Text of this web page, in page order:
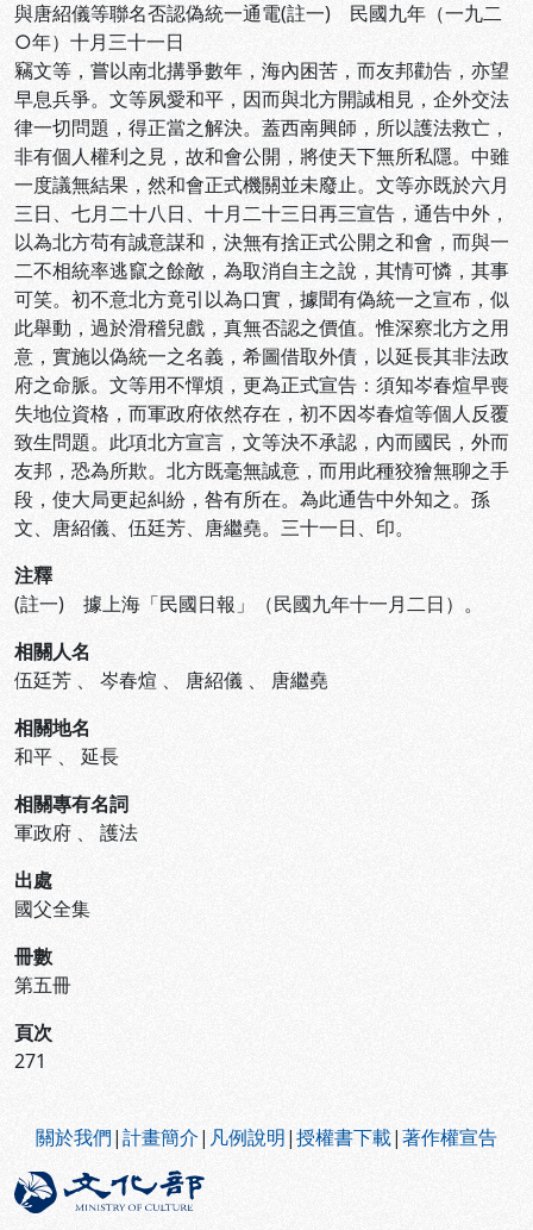
與唐紹儀等聯名否認偽統一通電(註一) 民國九年（一九二
○年）十月三十一日
竊文等，嘗以南北搆爭數年，海內困苦，而友邦勸告，亦望
早息兵爭。文等夙愛和平，因而與北方開誠相見，企外交法
律一切問題，得正當之解決。蓋西南興師，所以護法救亡，
非有個人權利之見，故和會公開，將使天下無所私隱。中雖
一度議無結果，然和會正式機關並未廢止。文等亦既於六月
三日、七月二十八日、十月二十三日再三宣告，通告中外，
以為北方苟有誠意謀和，決無有捨正式公開之和會，而與一
二不相統率逃竄之餘敵，為取消自主之說，其情可憐，其事
可笑。初不意北方竟引以為口實，據聞有偽統一之宣布，似
此舉動，過於滑稽兒戲，真無否認之價值。惟深察北方之用
意，實施以偽統一之名義，希圖借取外債，以延長其非法政
府之命脈。文等用不憚煩，更為正式宣告：須知岑春煊早喪
失地位資格，而軍政府依然存在，初不因岑春煊等個人反覆
致生問題。此項北方宣言，文等決不承認，內而國民，外而
友邦，恐為所欺。北方既毫無誠意，而用此種狡獪無聊之手
段，使大局更起糾紛，咎有所在。為此通告中外知之。孫
文、唐紹儀、伍廷芳、唐繼堯。三十一日、印。
注釋
(註一) 據上海「民國日報」（民國九年十一月二日）。
相關人名
伍廷芳 、 岑春煊 、 唐紹儀 、 唐繼堯
相關地名
和平 、 延長
相關專有名詞
軍政府 、 護法
出處
國父全集
冊數
第五冊
頁次
271
關於我們|計畫簡介| 凡例說明|授權書下載|著作權宣告